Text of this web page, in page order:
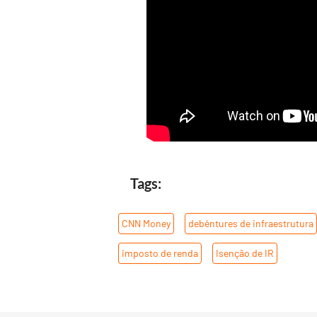
Tags:
CNN Money debêntures de infraestrutura
imposto de renda Isenção de IR